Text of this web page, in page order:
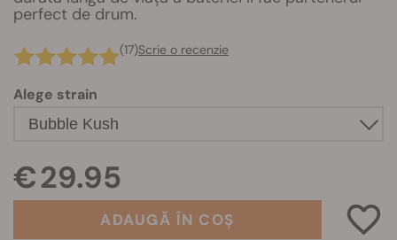
perfect de drum.
(17)Scrie o recenzie
Alege strain
€ 29.95
ADAUGĂ ÎN COȘ